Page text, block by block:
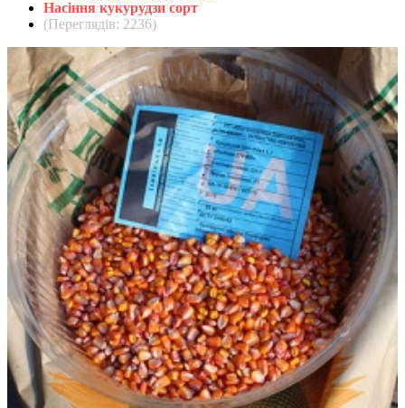
Насіння кукурудзи сорт
(Переглядів: 2236)